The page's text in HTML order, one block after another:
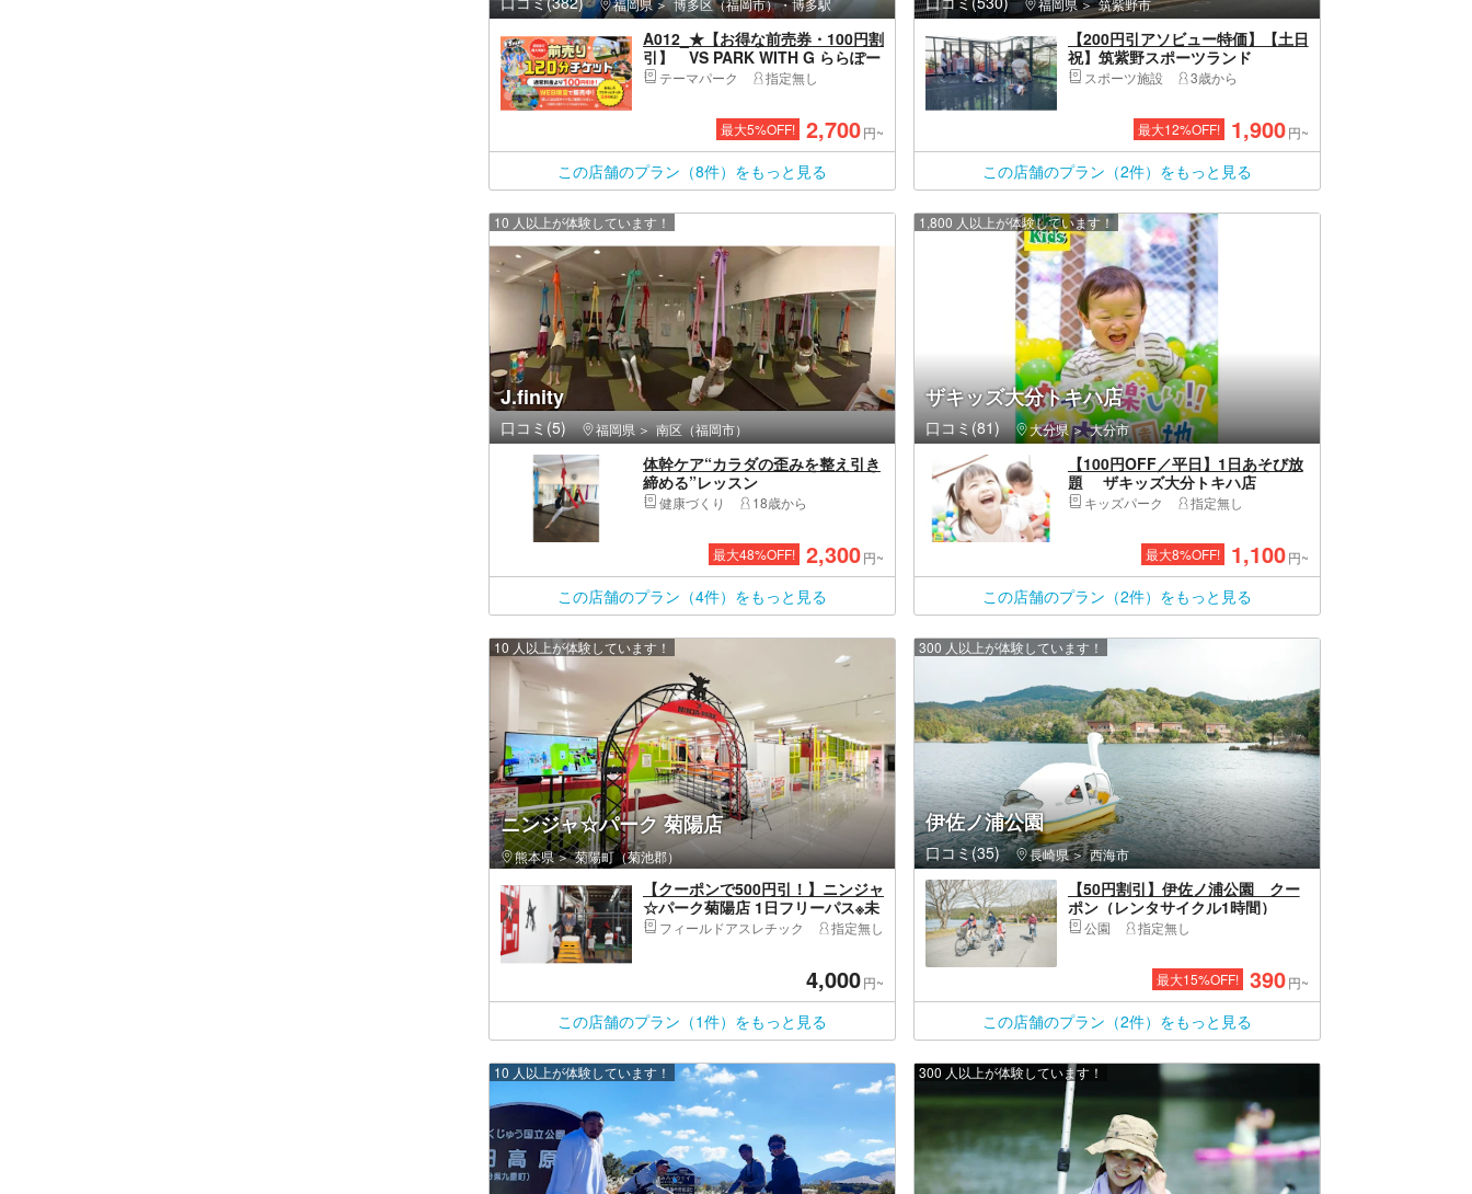
福岡県 博多区（福岡市）・博多駅
A012_★【お得な前売券・100円割
引】 VS PARK WITH G ららぽー
と福岡店
テーマパーク 指定無し
最大5%OFF! 2,700円~
この店舗のプラン（8件）をもっと見る
福岡県 筑紫野市
【200円引アソビュー特価】【土日
祝】筑紫野スポーツランド
（「スカイネット」土日祝プラ
スポーツ施設 3歳から
最大12%OFF! 1,900円~
この店舗のプラン（2件）をもっと見る
J.finity
口コミ(5) 福岡県 南区（福岡市）
10 人以上が体験しています！
体幹ケア“カラダの歪みを整え引き
締める”レッスン
健康づくり 18歳から
最大48%OFF! 2,300円~
この店舗のプラン（4件）をもっと見る
ザキッズ大分トキハ店
口コミ(81) 大分県 大分市
1,800 人以上が体験しています！
【100円OFF／平日】1日あそび放
題 ザキッズ大分トキハ店
キッズパーク 指定無し
最大8%OFF! 1,100円~
この店舗のプラン（2件）をもっと見る
ニンジャ☆パーク 菊陽店
熊本県 菊陽町（菊池郡）
10 人以上が体験しています！
【クーポンで500円引！】ニンジャ
☆パーク菊陽店 1日フリーパス※未
就学児は入場料無料
フィールドアスレチック 指定無し
4,000円~
この店舗のプラン（1件）をもっと見る
伊佐ノ浦公園
口コミ(35) 長崎県 西海市
300 人以上が体験しています！
【50円割引】伊佐ノ浦公園 クー
ポン（レンタサイクル1時間）
公園 指定無し
最大15%OFF! 390円~
この店舗のプラン（2件）をもっと見る
10 人以上が体験しています！ 300 人以上が体験しています！